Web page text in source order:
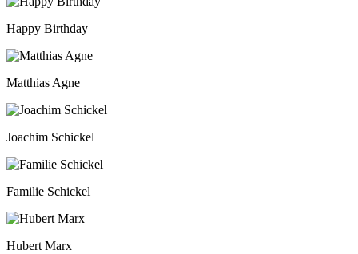
Happy Birthday
Matthias Agne
Joachim Schickel
Familie Schickel
Hubert Marx